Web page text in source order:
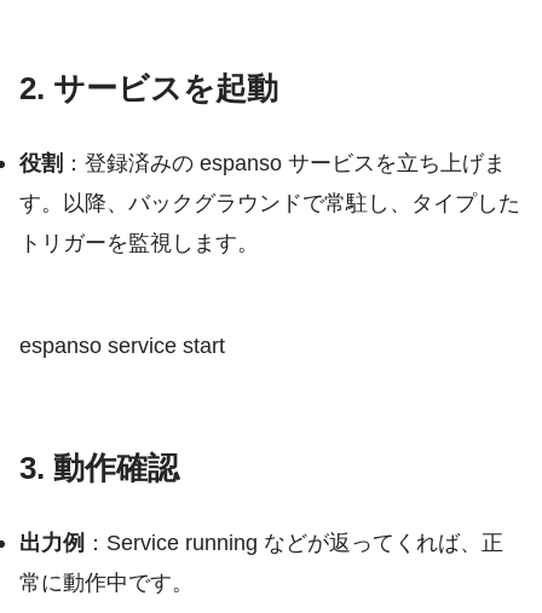
2. サービスを起動
役割 ：登録済みの espanso サービスを立ち上げま
す。以降、バックグラウンドで常駐し、タイプした
トリガーを監視します。
espanso service start
3. 動作確認
出力例 ： Service running などが返ってくれば、正
常に動作中です。